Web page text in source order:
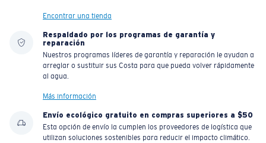
Encontrar una tienda
Respaldado por los programas de garantía y
reparación
Nuestros programas líderes de garantía y reparación le ayudan a
arreglar o sustituir sus Costa para que pueda volver rápidamente
al agua.
Más información
Envío ecológico gratuito en compras superiores a $50
Esta opción de envío la cumplen los proveedores de logística que
utilizan soluciones sostenibles para reducir el impacto climático.